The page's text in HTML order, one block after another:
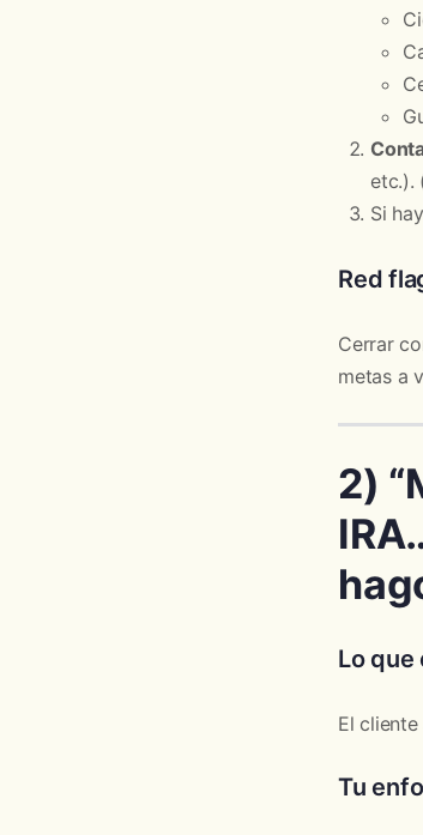
etc.).
Si
Red
Cerrar
metas a
2)
Lo que
El
Tu